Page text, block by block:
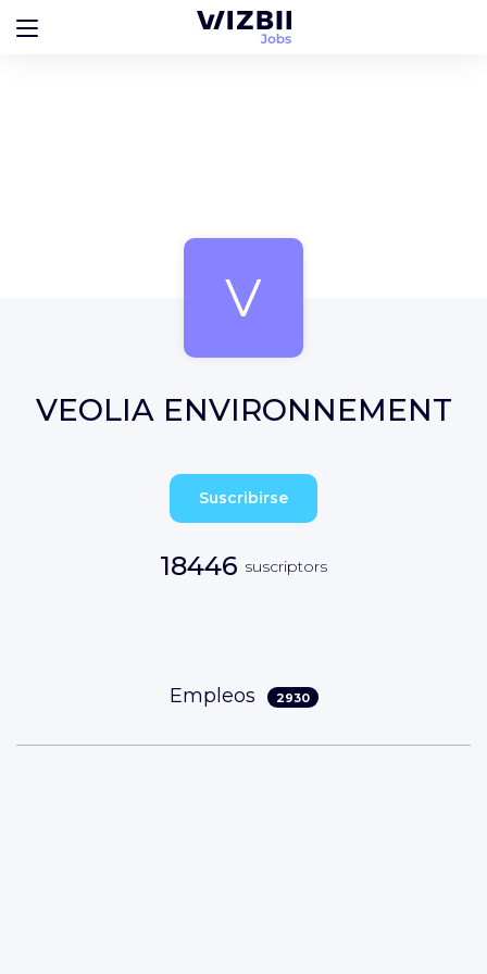
V
VEOLIA ENVIRONNEMENT
Suscribirse
18446 suscriptors
Empleos 2930